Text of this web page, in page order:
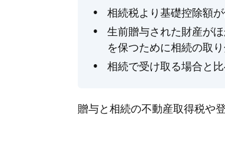
相続税より基礎控除額
生前贈与された財産が
を保つために相続の取
相続で受け取る場合と
贈与と相続の不動産取得税や